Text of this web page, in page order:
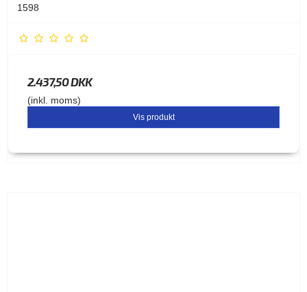
1598
2.437,50 DKK
(inkl. moms)
Vis produkt